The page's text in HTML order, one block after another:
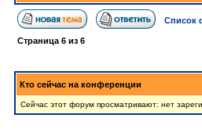
Список
Страница 6 из 6
Кто сейчас на конференции
Сейчас этот форум просматривают: нет